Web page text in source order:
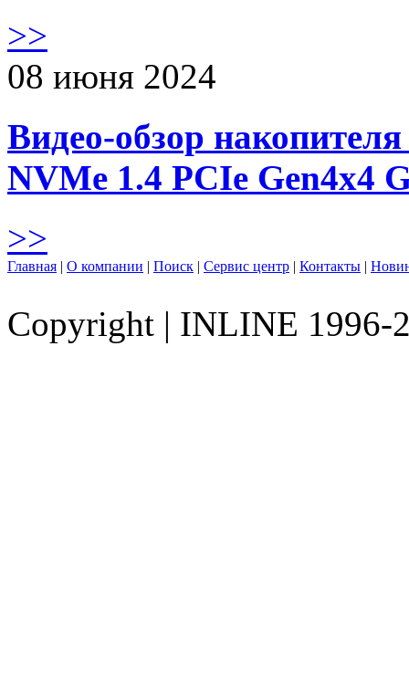
>>
08 июня 2024
Видео-обзор
NVMe 1.4 PCIe Gen4х4
>>
Главная | О компании | Поиск | Сервис центр | Контакты |
Copyright | INLINE 1996-